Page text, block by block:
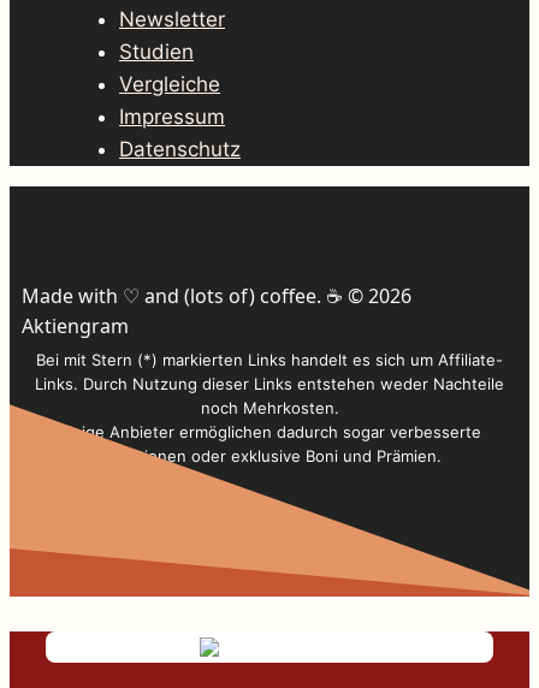
Newsletter
Studien
Vergleiche
Impressum
Datenschutz
Made with ♡ and (lots of) coffee. ☕️ © 2026
Aktiengram
Bei mit Stern (*) markierten Links handelt es sich um Affiliate-
Links. Durch Nutzung dieser Links entstehen weder Nachteile
noch Mehrkosten.
Einige Anbieter ermöglichen dadurch sogar verbesserte
Konditionen oder exklusive Boni und Prämien.